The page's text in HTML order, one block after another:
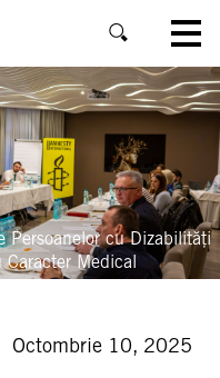
Persoanelor cu Dizabilități
Medical
Octombrie 10, 2025